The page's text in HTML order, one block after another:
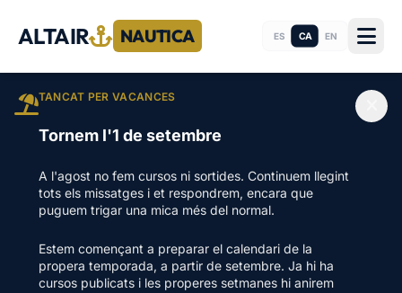
ALTAIR NAUTICA ES CA EN
TANCAT PER VACANCES
Tornem l'1 de setembre
A l'agost no fem cursos ni sortides. Continuem llegint
tots els missatges i et respondrem, encara que
puguem trigar una mica més del normal.
Estem començant a preparar el calendari de la
propera temporada, a partir de setembre. Ja hi ha
cursos publicats i les properes setmanes hi anirem